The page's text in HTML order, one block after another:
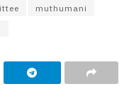
muthumani